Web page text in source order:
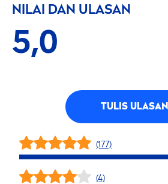
NILAI DAN ULASAN
5,0
TULIS ULASAN
(177)
(4)